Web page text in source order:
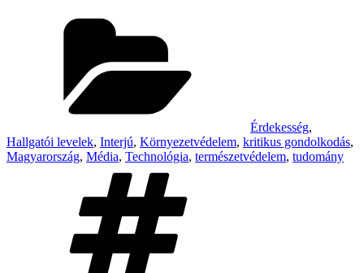
Érdekesség,
Hallgatói levelek, Interjú, Környezetvédelem, kritikus gondolkodás,
Magyarország, Média, Technológia, természetvédelem, tudomány